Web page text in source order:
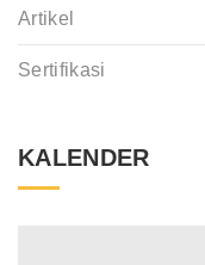
Artikel
Sertifikasi
KALENDER